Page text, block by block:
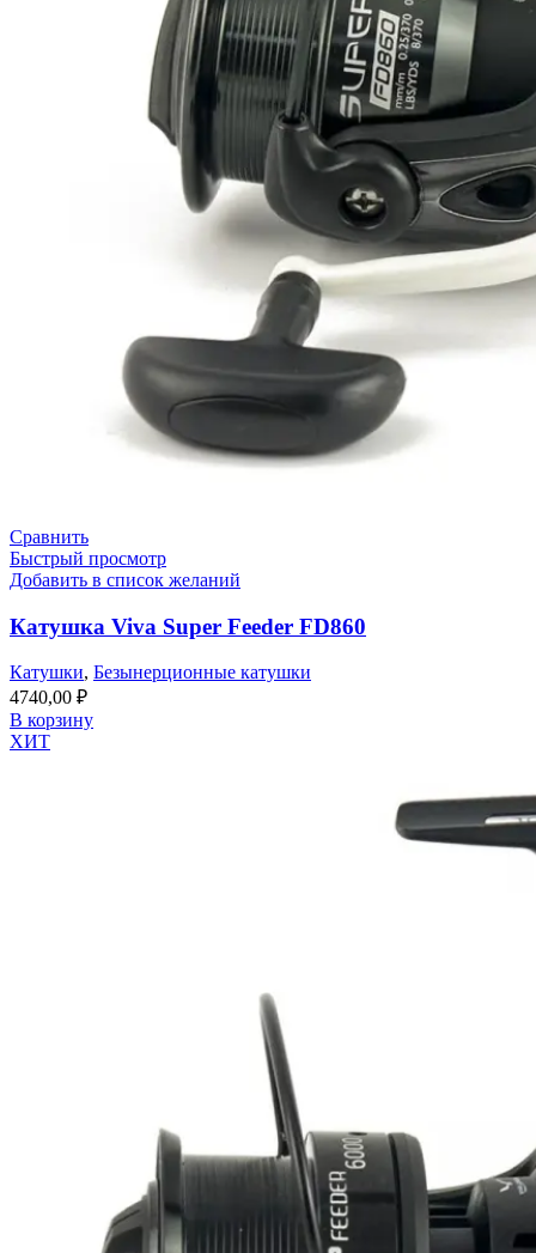
Сравнить
Быстрый просмотр
Добавить в список желаний
Катушка Viva Super Feeder FD860
Катушки, Безынерционные катушки
4740,00 ₽
В корзину
ХИТ